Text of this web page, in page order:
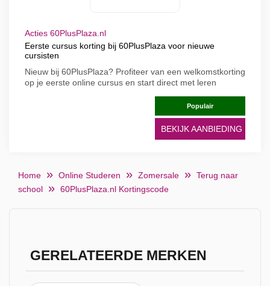
Acties 60PlusPlaza.nl
Eerste cursus korting bij 60PlusPlaza voor nieuwe
cursisten
Nieuw bij 60PlusPlaza? Profiteer van een welkomstkorting
op je eerste online cursus en start direct met leren
Populair
BEKIJK AANBIEDING
Home Online Studeren Zomersale
Terug naar
school
60PlusPlaza.nl Kortingscode
GERELATEERDE MERKEN